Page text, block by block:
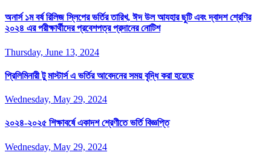
অনার্স ১ম বর্ষ রিলিজ স্লিপের ভর্তির তারিখ, ঈদ উল আযহার ছুটি এবং দ্বাদশ শ্রেণির
২০২৪ এর পরীক্ষার্থীদের প্রবেশপত্র প্রদানের নোটিশ
Thursday, June 13, 2024
প্রিলিমিনারী টু মাস্টার্স এ ভর্তির আবেদনের সময় বৃদ্ধি করা হয়েছে
Wednesday, May 29, 2024
২০২৪-২০২৫ শিক্ষাবর্ষে একাদশ শ্রেণীতে ভর্তি বিজ্ঞপ্তি
Wednesday, May 29, 2024